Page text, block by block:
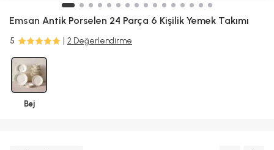
Emsan Antik Porselen 24 Parça 6 Kişilik Yemek Takımı
5 2 Değerlendirme
Bej